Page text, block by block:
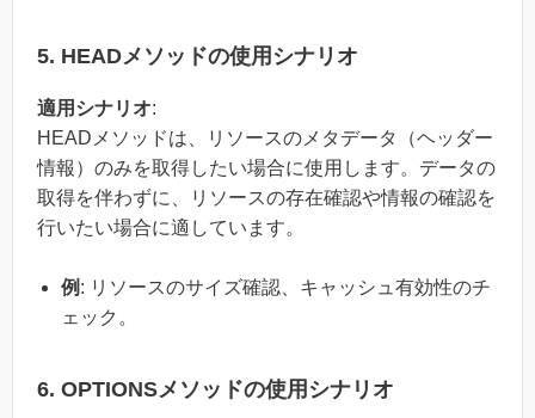
5. HEADメソッドの使用シナリオ
適用シナリオ:
HEADメソッドは、リソースのメタデータ（ヘッダー
情報）のみを取得したい場合に使用します。データの
取得を伴わずに、リソースの存在確認や情報の確認を
行いたい場合に適しています。
例 : リソースのサイズ確認、キャッシュ有効性のチ
ェック。
6. OPTIONSメソッドの使用シナリオ